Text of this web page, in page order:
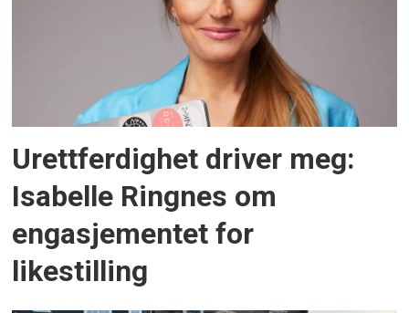
Urettferdighet driver meg:
Isabelle Ringnes om
engasjementet for
likestilling